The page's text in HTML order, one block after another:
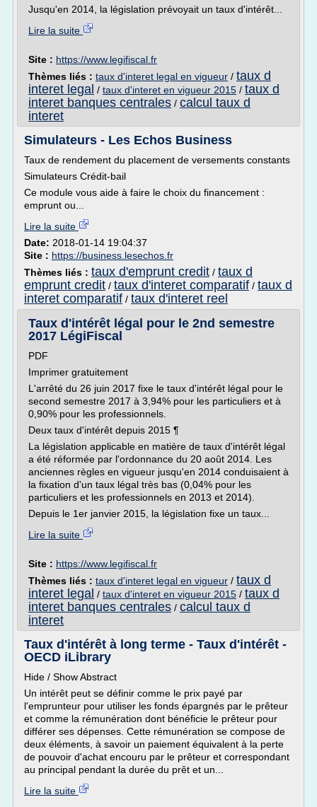
Jusqu'en 2014, la législation prévoyait un taux d'intérêt...
Lire la suite
Site : https://www.legifiscal.fr
Thèmes liés : taux d'interet legal en vigueur / taux d
interet legal / taux d'interet en vigueur 2015 / taux d
interet banques centrales / calcul taux d
interet
Simulateurs - Les Echos Business
Taux de rendement du placement de versements constants
Simulateurs Crédit-bail
Ce module vous aide à faire le choix du financement :
emprunt ou...
Lire la suite
Date: 2018-01-14 19:04:37
Site : https://business.lesechos.fr
Thèmes liés : taux d'emprunt credit / taux d
emprunt credit / taux d'interet comparatif / taux d
interet comparatif / taux d'interet reel
Taux d'intérêt légal pour le 2nd semestre
2017 LégiFiscal
PDF
Imprimer gratuitement
L'arrêté du 26 juin 2017 fixe le taux d'intérêt légal pour le
second semestre 2017 à 3,94% pour les particuliers et à
0,90% pour les professionnels.
Deux taux d'intérêt depuis 2015 ¶
La législation applicable en matière de taux d'intérêt légal
a été réformée par l'ordonnance du 20 août 2014. Les
anciennes règles en vigueur jusqu'en 2014 conduisaient à
la fixation d'un taux légal très bas (0,04% pour les
particuliers et les professionnels en 2013 et 2014).
Depuis le 1er janvier 2015, la législation fixe un taux...
Lire la suite
Site : https://www.legifiscal.fr
Thèmes liés : taux d'interet legal en vigueur / taux d
interet legal / taux d'interet en vigueur 2015 / taux d
interet banques centrales / calcul taux d
interet
Taux d'intérêt à long terme - Taux d'intérêt -
OECD iLibrary
Hide / Show Abstract
Un intérêt peut se définir comme le prix payé par
l'emprunteur pour utiliser les fonds épargnés par le prêteur
et comme la rémunération dont bénéficie le prêteur pour
différer ses dépenses. Cette rémunération se compose de
deux éléments, à savoir un paiement équivalent à la perte
de pouvoir d'achat encouru par le prêteur et correspondant
au principal pendant la durée du prêt et un...
Lire la suite